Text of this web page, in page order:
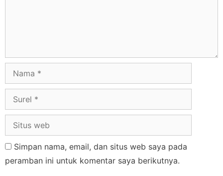
Simpan nama, email, dan situs web saya pada
peramban ini untuk komentar saya berikutnya.